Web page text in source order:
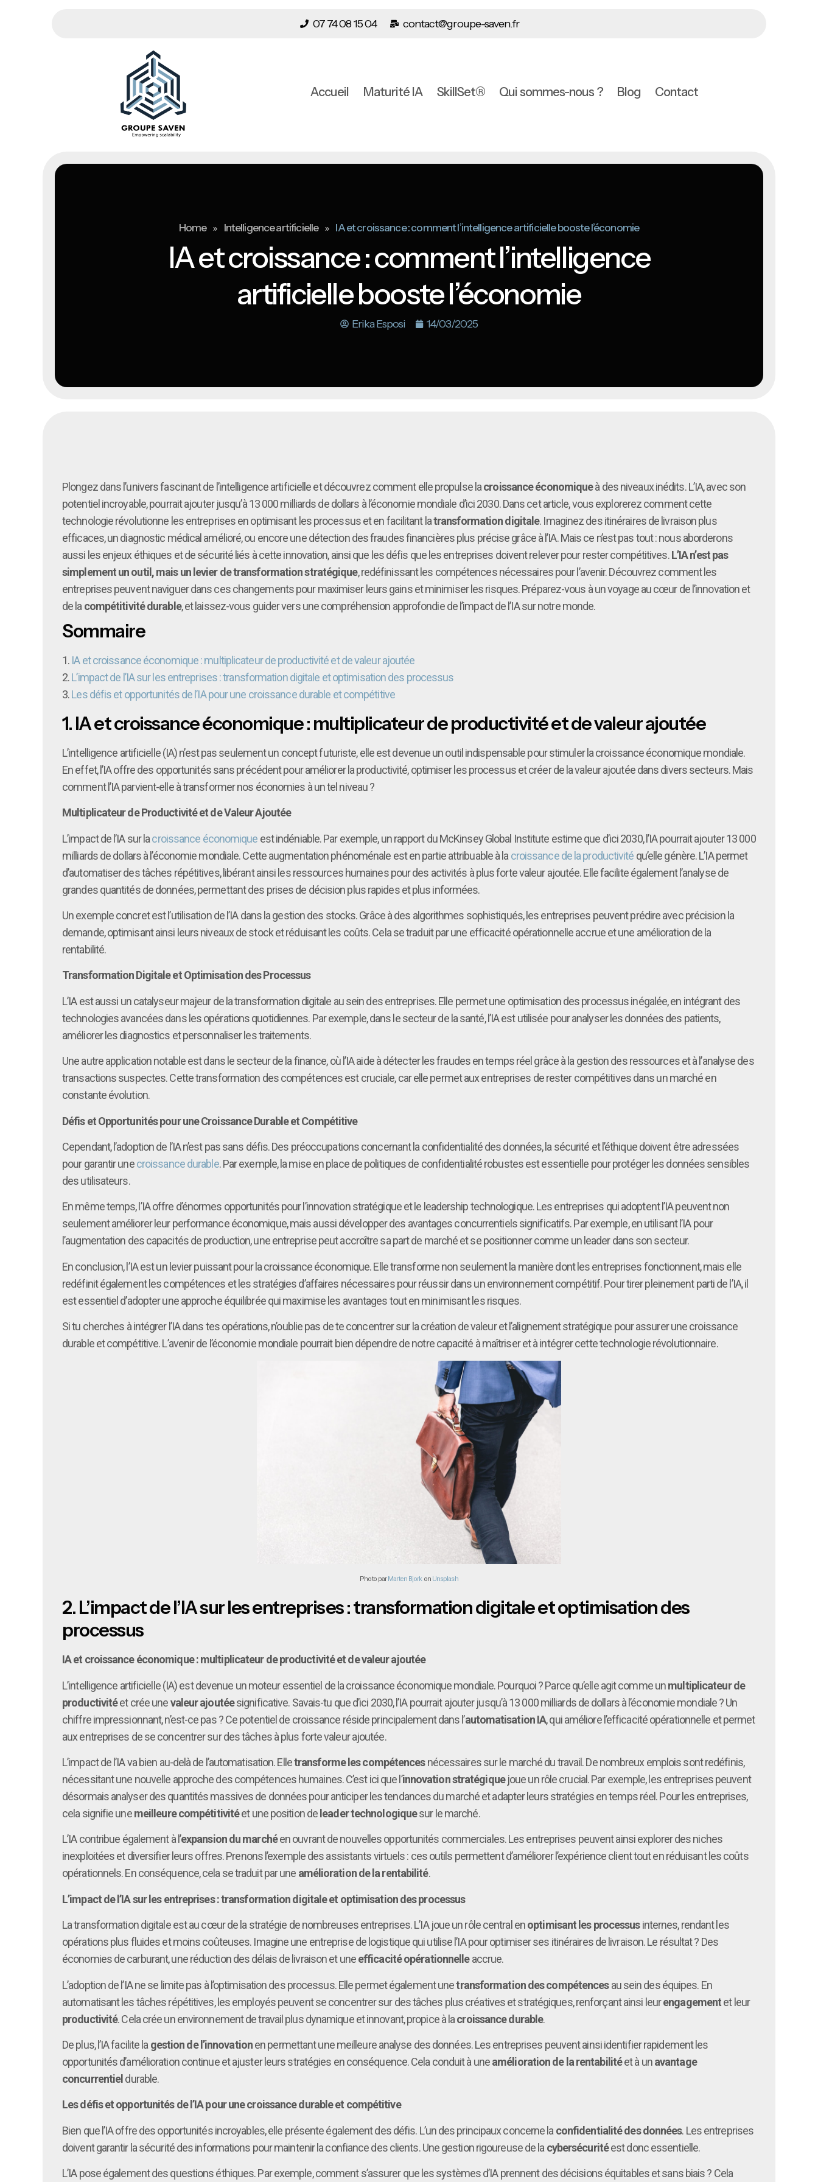
07 74 08 15 04 contact@groupe-saven.fr
Accueil Maturité IA SkillSet® Qui sommes-nous ? Blog Contact
Home » Intelligence artificielle » IA et croissance : comment l’intelligence artificielle booste l’économie
IA et croissance : comment l’intelligence
artificielle booste l’économie
Erika Esposi 14/03/2025
Plongez dans l’univers fascinant de l’intelligence artificielle et découvrez comment elle propulse lacroissance économiqueà des niveaux inédits. L’IA, avec son
potentiel incroyable, pourrait ajouter jusqu’à 13 000 milliards de dollars à l’économie mondiale d’ici 2030. Dans cet article, vous explorerez comment cette
technologie révolutionne les entreprises en optimisant les processus et en facilitant latransformation digitale. Imaginez des itinéraires de livraison plus
efficaces, un diagnostic médical amélioré, ou encore une détection des fraudes financières plus précise grâce à l’IA. Mais ce n’est pas tout : nous aborderons
aussi les enjeux éthiques et de sécurité liés à cette innovation, ainsi que les défis que les entreprises doivent relever pour rester compétitives.L’IA n’est pas
simplement un outil, mais un levier de transformation stratégique, redéfinissant les compétences nécessaires pour l’avenir. Découvrez comment les
entreprises peuvent naviguer dans ces changements pour maximiser leurs gains et minimiser les risques. Préparez-vous à un voyage au cœur de l’innovation et
de lacompétitivité durable, et laissez-vous guider vers une compréhension approfondie de l’impact de l’IA sur notre monde.
Sommaire
1. IA et croissance économique : multiplicateur de productivité et de valeur ajoutée
2.L’impact de l’IA sur les entreprises : transformation digitale et optimisation des processus
3.Les défis et opportunités de l’IA pour une croissance durable et compétitive
1.IA et croissance économique : multiplicateur de productivité et de valeur ajoutée
L’intelligence artificielle (IA) n’est pas seulement un concept futuriste, elle est devenue un outil indispensable pour stimuler la croissance économique mondiale.
En effet, l’IA offre des opportunités sans précédent pour améliorer la productivité, optimiser les processus et créer de la valeur ajoutée dans divers secteurs. Mais
comment l’IA parvient-elle à transformer nos économies à un tel niveau ?
Multiplicateur de Productivité et de Valeur Ajoutée
L’impact de l’IA sur lacroissance économique est indéniable. Par exemple, un rapport du McKinsey Global Institute estime que d’ici 2030, l’IA pourrait ajouter 13 000
milliards de dollars à l’économie mondiale. Cette augmentation phénoménale est en partie attribuable à la croissance de la productivité qu’elle génère. L’IA permet
d’automatiser des tâches répétitives, libérant ainsi les ressources humaines pour des activités à plus forte valeur ajoutée. Elle facilite également l’analyse de
grandes quantités de données, permettant des prises de décision plus rapides et plus informées.
Un exemple concret est l’utilisation de l’IA dans la gestion des stocks. Grâce à des algorithmes sophistiqués, les entreprises peuvent prédire avec précision la
demande, optimisant ainsi leurs niveaux de stock et réduisant les coûts. Cela se traduit par une efficacité opérationnelle accrue et une amélioration de la
rentabilité.
Transformation Digitale et Optimisation des Processus
L’IA est aussi un catalyseur majeur de la transformation digitale au sein des entreprises. Elle permet une optimisation des processus inégalée, en intégrant des
technologies avancées dans les opérations quotidiennes. Par exemple, dans le secteur de la santé, l’IA est utilisée pour analyser les données des patients,
améliorer les diagnostics et personnaliser les traitements.
Une autre application notable est dans le secteur de la finance, où l’IA aide à détecter les fraudes en temps réel grâce à la gestion des ressources et à l’analyse des
transactions suspectes. Cette transformation des compétences est cruciale, car elle permet aux entreprises de rester compétitives dans un marché en
constante évolution.
Défis et Opportunités pour une Croissance Durable et Compétitive
Cependant, l’adoption de l’IA n’est pas sans défis. Des préoccupations concernant la confidentialité des données, la sécurité et l’éthique doivent être adressées
pour garantir unecroissance durable. Par exemple, la mise en place de politiques de confidentialité robustes est essentielle pour protéger les données sensibles
des utilisateurs.
En même temps, l’IA offre d’énormes opportunités pour l’innovation stratégique et le leadership technologique. Les entreprises qui adoptent l’IA peuvent non
seulement améliorer leur performance économique, mais aussi développer des avantages concurrentiels significatifs. Par exemple, en utilisant l’IA pour
l’augmentation des capacités de production, une entreprise peut accroître sa part de marché et se positionner comme un leader dans son secteur.
En conclusion, l’IA est un levier puissant pour la croissance économique. Elle transforme non seulement la manière dont les entreprises fonctionnent, mais elle
redéfinit également les compétences et les stratégies d’affaires nécessaires pour réussir dans un environnement compétitif. Pour tirer pleinement parti de l’IA, il
est essentiel d’adopter une approche équilibrée qui maximise les avantages tout en minimisant les risques.
Si tu cherches à intégrer l’IA dans tes opérations, n’oublie pas de te concentrer sur la création de valeur et l’alignement stratégique pour assurer une croissance
durable et compétitive. L’avenir de l’économie mondiale pourrait bien dépendre de notre capacité à maîtriser et à intégrer cette technologie révolutionnaire.
Photo parMarten Bjorkon Unsplash
2.L’impact de l’IA sur les entreprises : transformation digitale et optimisation des
processus
IA et croissance économique : multiplicateur de productivité et de valeur ajoutée
L’intelligence artificielle (IA) est devenue un moteur essentiel de la croissance économique mondiale. Pourquoi ? Parce qu’elle agit comme unmultiplicateur de
productivitéet crée unevaleur ajoutéesignificative. Savais-tu que d’ici 2030, l’IA pourrait ajouter jusqu’à 13 000 milliards de dollars à l’économie mondiale ? Un
chiffre impressionnant, n’est-ce pas ? Ce potentiel de croissance réside principalement dans l’automatisation IA, qui améliore l’efficacité opérationnelle et permet
aux entreprises de se concentrer sur des tâches à plus forte valeur ajoutée.
L’impact de l’IA va bien au-delà de l’automatisation. Elletransforme les compétencesnécessaires sur le marché du travail. De nombreux emplois sont redéfinis,
nécessitant une nouvelle approche des compétences humaines. C’est ici que l’innovation stratégiquejoue un rôle crucial. Par exemple, les entreprises peuvent
désormais analyser des quantités massives de données pour anticiper les tendances du marché et adapter leurs stratégies en temps réel. Pour les entreprises,
cela signifie unemeilleure compétitivitéet une position de leader technologiquesur le marché.
L’IA contribue également à l’expansion du marchéen ouvrant de nouvelles opportunités commerciales. Les entreprises peuvent ainsi explorer des niches
inexploitées et diversifier leurs offres. Prenons l’exemple des assistants virtuels : ces outils permettent d’améliorer l’expérience client tout en réduisant les coûts
opérationnels. En conséquence, cela se traduit par une amélioration de la rentabilité.
L’impact de l’IA sur les entreprises : transformation digitale et optimisation des processus
La transformation digitale est au cœur de la stratégie de nombreuses entreprises. L’IA joue un rôle central enoptimisant les processusinternes, rendant les
opérations plus fluides et moins coûteuses. Imagine une entreprise de logistique qui utilise l’IA pour optimiser ses itinéraires de livraison. Le résultat ? Des
économies de carburant, une réduction des délais de livraison et uneefficacité opérationnelleaccrue.
L’adoption de l’IA ne se limite pas à l’optimisation des processus. Elle permet également unetransformation des compétencesau sein des équipes. En
automatisant les tâches répétitives, les employés peuvent se concentrer sur des tâches plus créatives et stratégiques, renforçant ainsi leurengagementet leur
productivité. Cela crée un environnement de travail plus dynamique et innovant, propice à lacroissance durable.
De plus, l’IA facilite la gestion de l’innovationen permettant une meilleure analyse des données. Les entreprises peuvent ainsi identifier rapidement les
opportunités d’amélioration continue et ajuster leurs stratégies en conséquence. Cela conduit à uneamélioration de la rentabilitéet à unavantage
concurrentiel durable.
Les défis et opportunités de l’IA pour une croissance durable et compétitive
Bien que l’IA offre des opportunités incroyables, elle présente également des défis. L’un des principaux concerne la confidentialité des données. Les entreprises
doivent garantir la sécurité des informations pour maintenir la confiance des clients. Une gestion rigoureuse de la cybersécuritéest donc essentielle.
L’IA pose également des questions éthiques. Par exemple, comment s’assurer que les systèmes d’IA prennent des décisions équitables et sans biais ? Cela